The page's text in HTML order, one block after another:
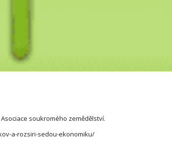
soukromého zemědělství.
a-rozsiri-sedou-ekonomiku/